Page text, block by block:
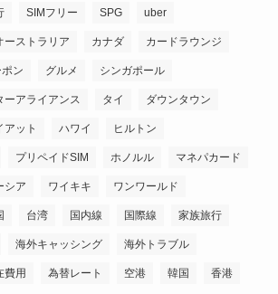
SIMフリー SPG uber
ーストラリア カナダ カードラウンジ
ン グルメ シンガポール
ーアライアンス タイ ダウンタウン
アット ハワイ ヒルトン
プリペイドSIM ホノルル マネパカード
シア ワイキキ ワンワールド
台湾 国内線 国際線 家族旅行
海外キャッシング 海外トラブル
費用 為替レート 空港 韓国 香港